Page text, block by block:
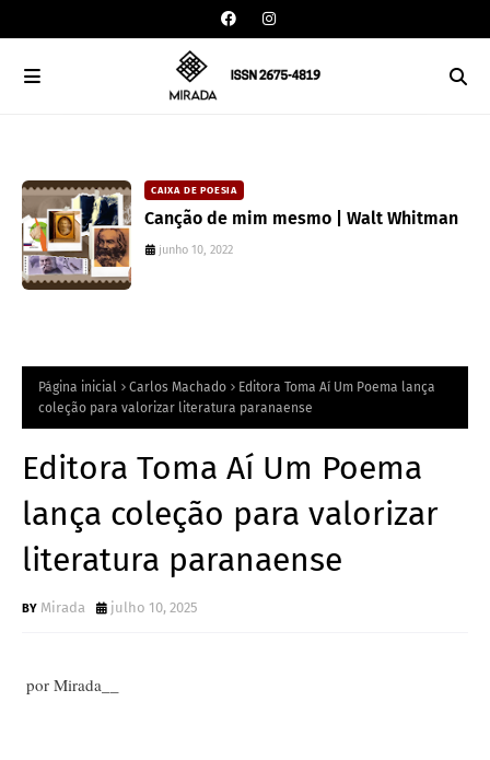
CAIXA DE POESIA
Canção de mim mesmo | Walt Whitman
junho 10, 2022
Página inicial Carlos Machado
Editora Toma Aí Um Poema lança
coleção para valorizar literatura paranaense
Editora Toma Aí Um Poema
lança coleção para valorizar
literatura paranaense
Mirada julho 10, 2025
por Mirada__